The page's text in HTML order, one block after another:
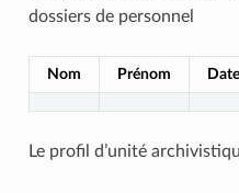
dossiers de personnel
Nom Prénom
Le profil d’unité